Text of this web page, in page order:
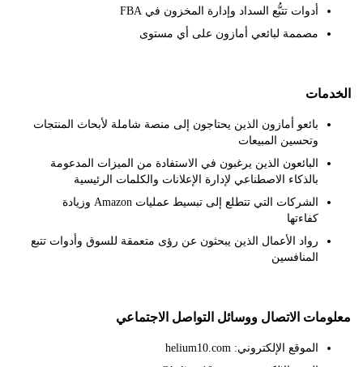
أدوات تتبُّع السداد وإدارة المخزون في FBA
مصممة لبائعي أمازون على أي مستوى
بائعو أمازون الذين يحتاجون إلى منصة شاملة لأبحاث المنتجات
وتحسين المبيعات
البائعون الذين يرغبون في الاستفادة من الميزات المدعومة
بالذكاء الاصطناعي لإدارة الإعلانات والكلمات الرئيسية
الشركات التي تتطلع إلى تبسيط عمليات Amazon وزيادة
رواد الأعمال الذين يبحثون عن رؤى متعمقة للسوق وأدوات تتبع
المنافسين
الاتصال ووسائل التواصل الاجتماعي
الموقع الإلكتروني: helium10.com